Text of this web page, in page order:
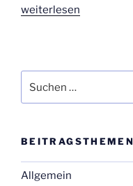
„Umzug
sel­
stra­
wei­ter­le­sen
nach:
BEI­TRAGS­THE­MEN
Allgemein